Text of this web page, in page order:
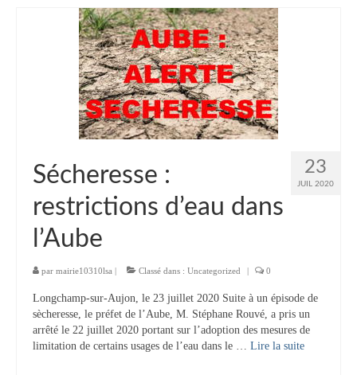
Accueil en mairie
Longchamp-sur-Aujon en cartes postales
Accès / Transports
Tourisme
Hébergement
Services publics
Formalités administratives
Santé
Qualité de l’eau
Téléphonie mobile / Internet
Collecte des déchets
23
JUIL 2020
Sécheresse :
restrictions d’eau dans
l’Aube
par mairie10310lsa Classé dans : Uncategorized 0
Longchamp-sur-Aujon, le 23 juillet 2020 Suite à un épisode de
sècheresse, le préfet de l’Aube, M. Stéphane Rouvé, a pris un
arrêté le 22 juillet 2020 portant sur l’adoption des mesures de
limitation de certains usages de l’eau dans le … Lire la suite­­